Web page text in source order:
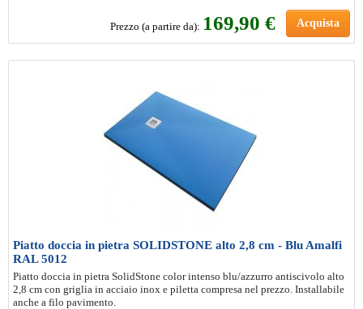
Prezzo (a partire da): 169,90 € Acquista
Piatto doccia in pietra SOLIDSTONE alto 2,8 cm - Blu Amalfi
RAL 5012
Piatto doccia in pietra SolidStone color intenso blu/azzurro antiscivolo alto
2,8 cm con griglia in acciaio inox e piletta compresa nel prezzo. Installabile
anche a filo pavimento.